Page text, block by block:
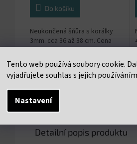
Tento web používá soubory cookie.
vyjadřujete souhlas s jejich
Nastavení
Do košíku
Neukončená šňůra s korálky
3mm. cca 36 až 38 cm. Cena
uvedena za celou šňůru 36 až
38 cm
Popis
Detailní popis produktu